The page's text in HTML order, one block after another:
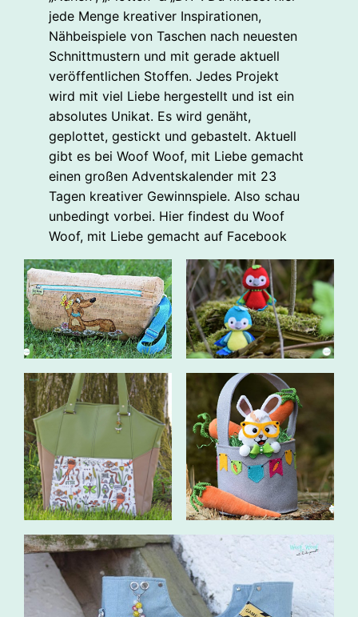
jede Menge kreativer Inspirationen,
Nähbeispiele von Taschen nach neuesten
Schnittmustern und mit gerade aktuell
veröffentlichen Stoffen. Jedes Projekt
wird mit viel Liebe hergestellt und ist ein
absolutes Unikat. Es wird genäht,
geplottet, gestickt und gebastelt. Aktuell
gibt es bei Woof Woof, mit Liebe gemacht
einen großen Adventskalender mit 23
Tagen kreativer Gewinnspiele. Also schau
unbedingt vorbei. Hier findest du Woof
Woof, mit Liebe gemacht auf Facebook